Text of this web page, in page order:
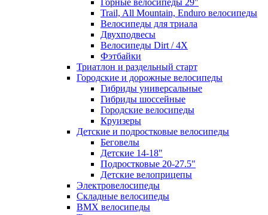
Trail, All Mountain, Enduro велосипеды
Велосипеды для триала
Двухподвесы
Велосипеды Dirt / 4X
Фэтбайки
Триатлон и раздельный старт
Городские и дорожные велосипеды
Гибриды универсальные
Гибриды шоссейные
Городские велосипеды
Круизеры
Детские и подростковые велосипеды
Беговелы
Детские 14-18"
Подростковые 20-27.5"
Детские велоприцепы
Электровелосипеды
Складные велосипеды
BMX велосипеды